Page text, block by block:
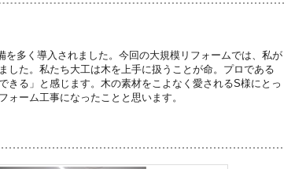
多く導入されました。今回の大規模リフォームでは、私が
した。私たち大工は木を上手に扱うことが命。プロである
る」と感じます。木の素材をこよなく愛されるS様にとっ
ーム工事になったことと思います。